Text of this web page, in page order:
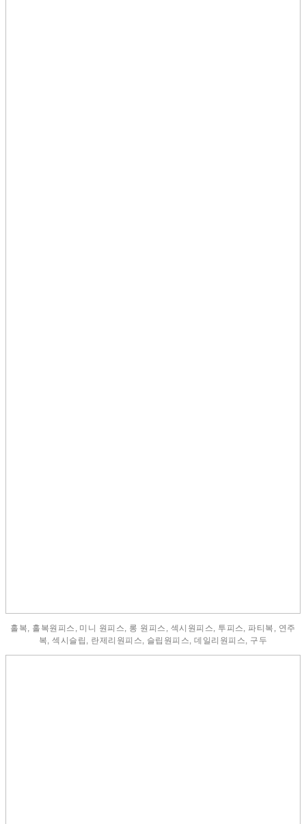
홀복, 홀복원피스, 미니 원피스, 롱 원피스, 섹시원피스, 투피스, 파티복, 연주
복, 섹시슬립, 란제리원피스, 슬립원피스, 데일리원피스, 구두